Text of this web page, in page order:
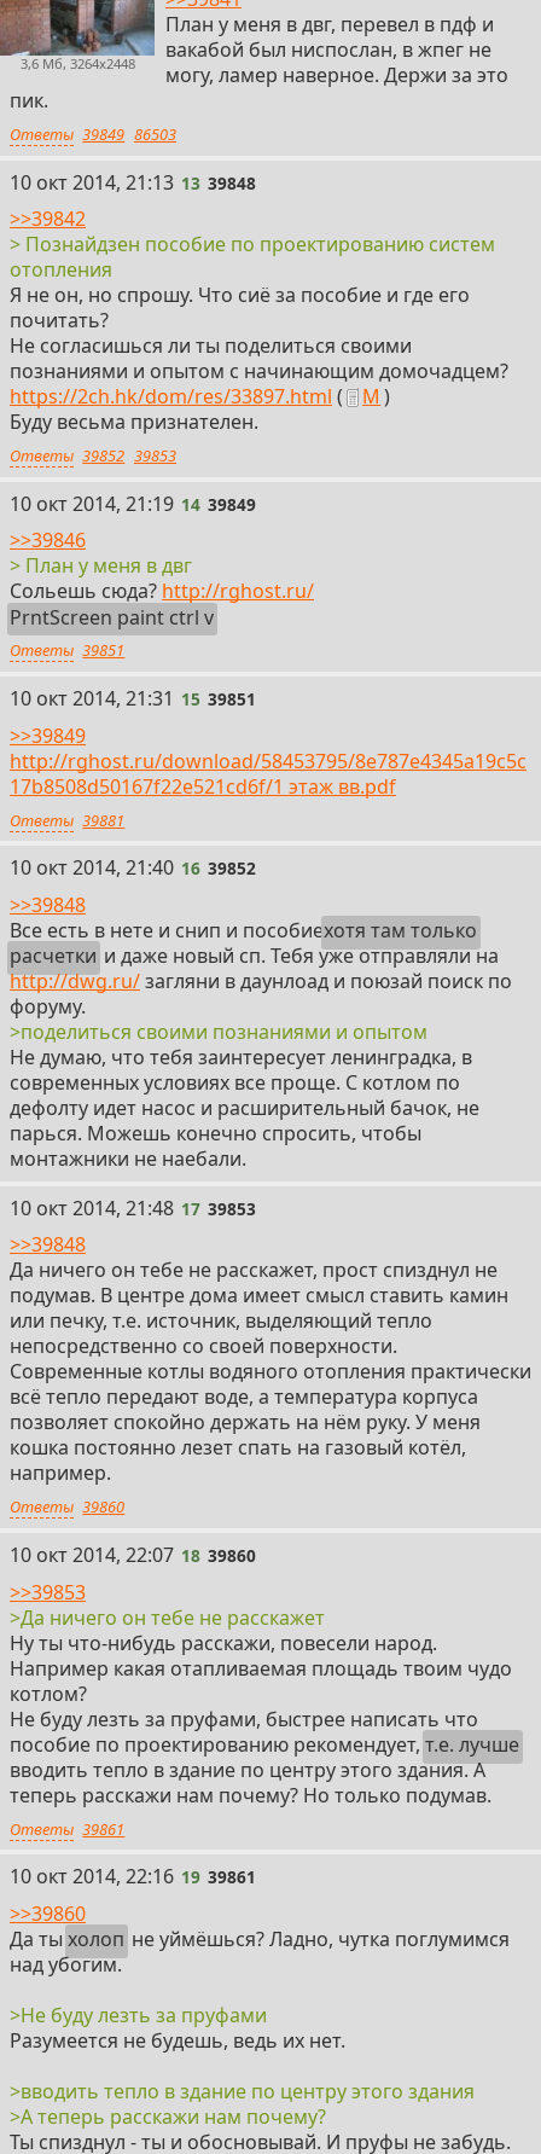
3,6 Мб, 3264x2448
План у меня в двг, перевел в пдф и
вакабой был ниспослан, в жпег не
могу, ламер наверное. Держи за это
пик.
Ответы 39849 86503
13
10 окт 2014, 21:13 13 39848
>>39842
> Познайдзен пособие по проектированию систем
отопления
Я не он, но спрошу. Что сиё за пособие и где его
почитать?
Не согласишься ли ты поделиться своими
познаниями и опытом с начинающим домочадцем?
https://2ch.hk/dom/res/33897.html ( М )
Буду весьма признателен.
Ответы 39852 39853
14
10 окт 2014, 21:19 14 39849
>>39846
> План у меня в двг
Сoльешь сюда? http://rghost.ru/
PrntScreen paint ctrl v
Ответы 39851
15
10 окт 2014, 21:31 15 39851
>>39849
http://rghost.ru/download/58453795/8e787e4345a19c5c
17b8508d50167f22e521cd6f/1 этаж вв.pdf
Ответы 39881
16
10 окт 2014, 21:40 16 39852
>>39848
Все есть в нете и снип и пособиехотя там только
расчетки и даже новый сп. Тебя уже отправляли на
http://dwg.ru/загляни в даунлоад и поюзай поиск по
форуму.
>поделиться своими познаниями и опытом
Не думаю, что тебя заинтересует ленинградка, в
современных условиях все проще. С котлом по
дефолту идет насос и расширительный бачок, не
парься. Можешь конечно спросить, чтобы
монтажники не наебали.
17
10 окт 2014, 21:48 17 39853
>>39848
Да ничего он тебе не расскажет, прост спизднул не
подумав. В центре дома имеет смысл ставить камин
или печку, т.е. источник, выделяющий тепло
непосредственно со своей поверхности.
Современные котлы водяного отопления практически
всё тепло передают воде, а температура корпуса
позволяет спокойно держать на нём руку. У меня
кошка постоянно лезет спать на газовый котёл,
например.
Ответы 39860
18
10 окт 2014, 22:07 18 39860
>>39853
>Да ничего он тебе не расскажет
Ну ты что-нибудь расскажи, повесели народ.
Например какая отапливаемая площадь твоим чудо
котлом?
Не буду лезть за пруфами, быстрее написать что
пособие по проектированию рекомендует, т.е. лучше
вводить тепло в здание по центру этого здания. А
теперь расскажи нам почему? Но только подумав.
Ответы 39861
19
10 окт 2014, 22:16 19 39861
>>39860
Да ты холоп не уймёшься? Ладно, чутка поглумимся
над убогим.
>Не буду лезть за пруфами
Разумеется не будешь, ведь их нет.
>вводить тепло в здание по центру этого здания
>А теперь расскажи нам почему?
Ты спизднул - ты и обосновывай. И пруфы не забудь.